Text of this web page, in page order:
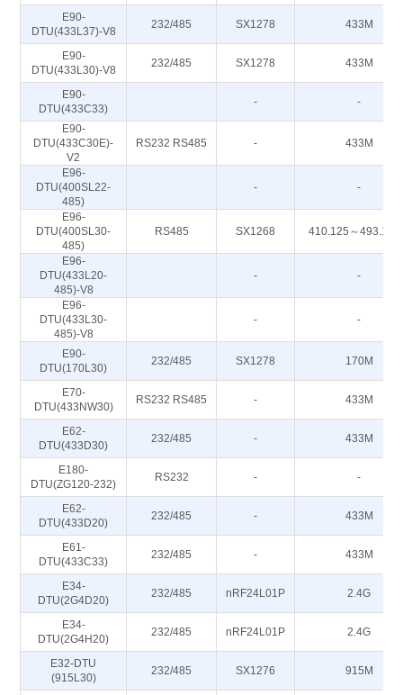
E90-
DTU(433L37)-V8
232/485 SX1278 433M
E90-
DTU(433L30)-V8
232/485 SX1278 433M
E90-
DTU(433C33)
- -
E90-
DTU(433C30E)-
V2
RS232 RS485 - 433M
E96-
DTU(400SL22-
485)
- -
E96-
DTU(400SL30-
485)
RS485 SX1268 410.125～
E96-
DTU(433L20-
485)-V8
- -
E96-
DTU(433L30-
485)-V8
- -
E90-
DTU(170L30)
232/485 SX1278 170M
E70-
DTU(433NW30)
RS232 RS485 - 433M
E62-
DTU(433D30)
232/485 - 433M
E180-
DTU(ZG120-232)
RS232 - -
E62-
DTU(433D20)
232/485 - 433M
E61-
DTU(433C33)
232/485 - 433M
E34-
DTU(2G4D20)
232/485 nRF24L01P 2.4G
E34-
DTU(2G4H20)
232/485 nRF24L01P 2.4G
E32-DTU
(915L30)
232/485 SX1276 915M